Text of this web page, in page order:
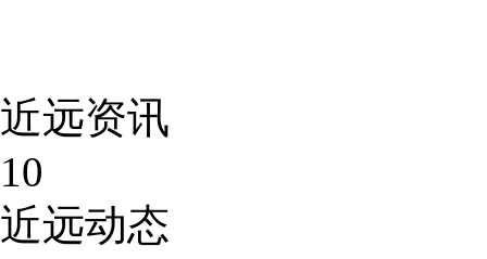
近远资讯
10
近远动态